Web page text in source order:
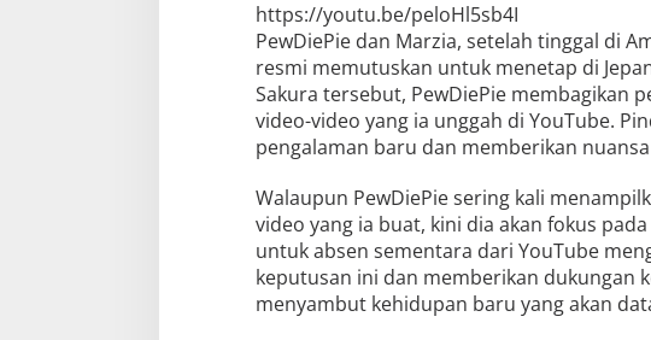
https://youtu.be/peloHl5sb4I
PewDiePie dan Marzia, setelah tinggal di
resmi memutuskan untuk menetap di
Sakura tersebut, PewDiePie membagikan
video-video yang ia unggah di YouTube.
pengalaman baru dan memberikan
Walaupun PewDiePie sering kali
video yang ia buat, kini dia akan fokus
untuk absen sementara dari YouTube
keputusan ini dan memberikan dukungan
menyambut kehidupan baru yang akan